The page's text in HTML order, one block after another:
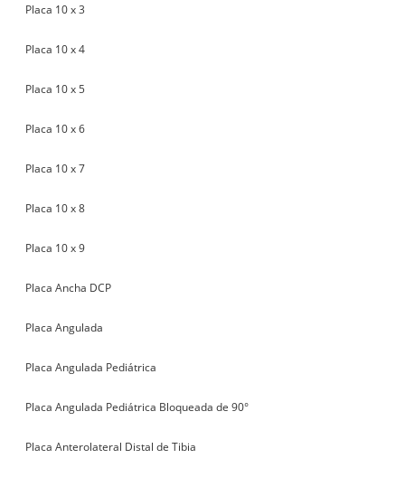
Placa 10 x 3
Placa 10 x 4
Placa 10 x 5
Placa 10 x 6
Placa 10 x 7
Placa 10 x 8
Placa 10 x 9
Placa Ancha DCP
Placa Angulada
Placa Angulada Pediátrica
Placa Angulada Pediátrica Bloqueada de 90°
Placa Anterolateral Distal de Tibia